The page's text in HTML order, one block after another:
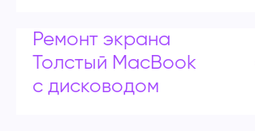
Ремонт экрана
Толстый MacBook
с дисководом